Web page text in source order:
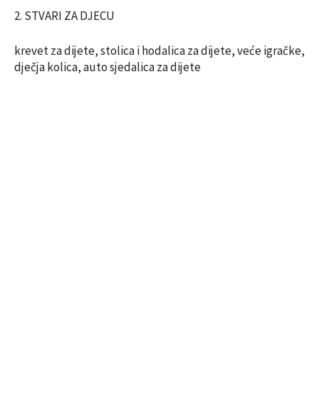
2. STVARI ZA DJECU
krevet za dijete, stolica i hodalica za dijete, veće igračke,
dječja kolica, auto sjedalica za dijete